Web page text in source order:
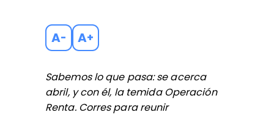
A- A+
Sabemos lo que pasa: se acerca
abril, y con él, la temida Operación
Renta. Corres para reunir